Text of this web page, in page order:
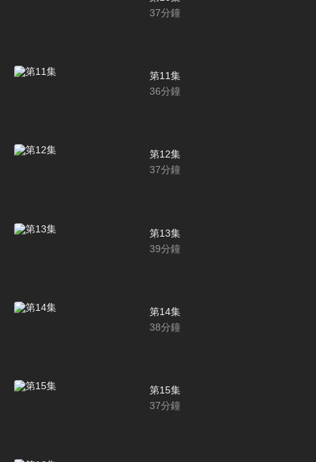
37分鐘
第11集
36分鐘
第12集
37分鐘
第13集
39分鐘
第14集
38分鐘
第15集
37分鐘